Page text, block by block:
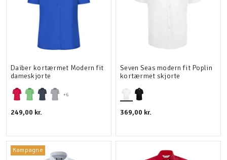
+6
Daiber kortærmet Modern fit
dameskjorte
249,00 kr.
Seven Seas modern fit Poplin
kortærmet skjorte
369,00 kr.
Kampagne